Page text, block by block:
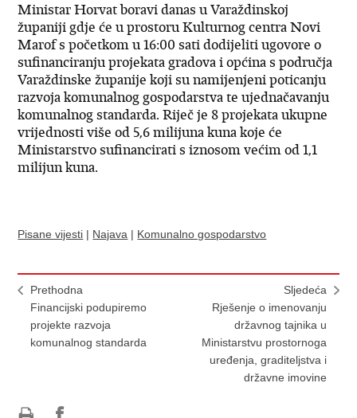
Ministar Horvat boravi danas u Varaždinskoj
županiji gdje će u prostoru Kulturnog centra Novi
Marof s početkom u 16:00 sati dodijeliti ugovore o
sufinanciranju projekata gradova i općina s područja
Varaždinske županije koji su namijenjeni poticanju
razvoja komunalnog gospodarstva te ujednačavanju
komunalnog standarda. Riječ je 8 projekata ukupne
vrijednosti više od 5,6 milijuna kuna koje će
Ministarstvo sufinancirati s iznosom većim od 1,1
milijun kuna.
Pisane vijesti | Najava | Komunalno gospodarstvo
Prethodna
Financijski podupiremo
projekte razvoja
komunalnog standarda
Sljedeća
Rješenje o imenovanju
državnog tajnika u
Ministarstvu prostornoga
uređenja, graditeljstva i
državne imovine